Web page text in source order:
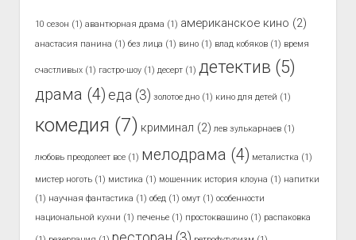
10 сезон (1) авантюрная драма (1) американское кино (2)
анастасия панина (1) без лица (1) вино(1) влад кобяков(1) время
счастливых(1) гастро-шоу(1) десерт(1) детектив (5)
драма (4) еда (3) золотое дно(1) кино для детей (1)
комедия (7) криминал (2) лев зулькарнаев(1)
любовь преодолеет все(1) мелодрама (4) металистка (1)
мистер ноготь(1) мистика (1) мошенник история клоуна (1) напитки
(1) научная фантастика (1) обед(1) омут(1) особенности
национальной кухни (1) печенье(1) простоквашино(1) распаковка